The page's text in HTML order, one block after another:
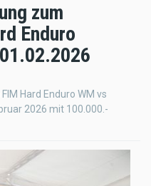
zum
Enduro
Hard Enduro WM vs
2026 mit 100.000.-